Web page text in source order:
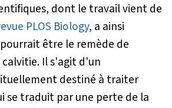
dont le travail vient de
PLOS Biology, a ainsi
être le remède de
Il s'agit d'un
destiné à traiter
se traduit par une perte de la